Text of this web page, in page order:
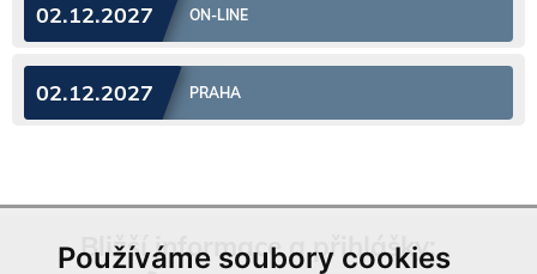
Používáme soubory cookies
02.12.2027 ON-LINE
02.12.2027 PRAHA
Bližší informace a přihlášky: